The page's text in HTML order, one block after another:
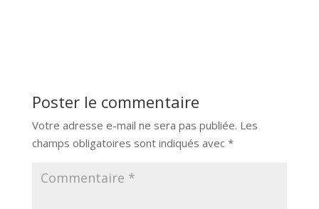
Poster le commentaire
Votre adresse e-mail ne sera pas publiée. Les
champs obligatoires sont indiqués avec *